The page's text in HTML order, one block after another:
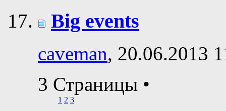
Big events
caveman, 20.06.2013
3 Страницы •
1 2 3